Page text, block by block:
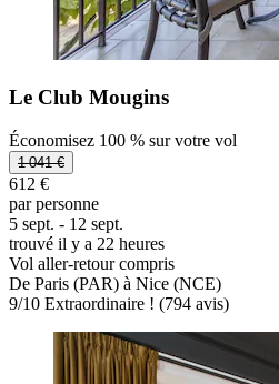
Le Club Mougins
Économisez 100 % sur votre vol
1 041 €
612 €
par personne
5 sept. - 12 sept.
trouvé il y a 22 heures
Vol aller-retour compris
De Paris (PAR) à Nice (NCE)
9/10 Extraordinaire ! (794 avis)